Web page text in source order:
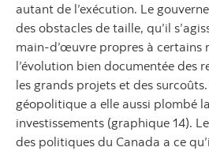
autant de l’exécution. Le
des obstacles de taille, qu’il
main-d’œuvre propres à certains
l’évolution bien documentée des
les grands projets et des
géopolitique a elle aussi plombé
investissements (graphique 14).
des politiques du Canada a ce